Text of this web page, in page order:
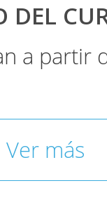
DEL
a partir
Ver más